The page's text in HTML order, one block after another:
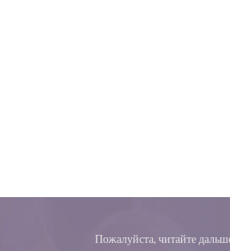
Пожалуйста, читайте